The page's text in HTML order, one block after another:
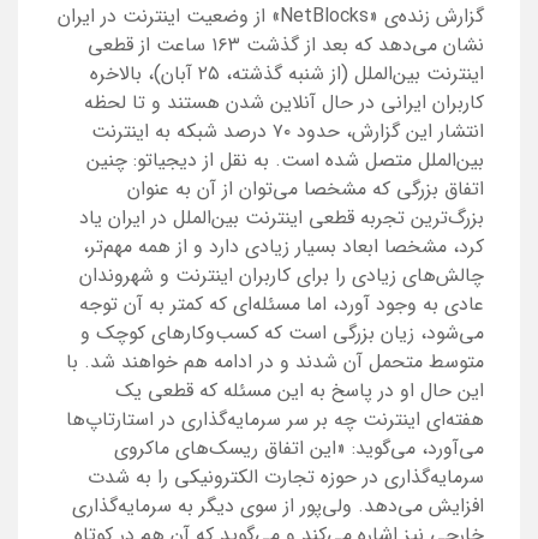
گزارش زنده‌ی «NetBlocks» از وضعیت اینترنت در ایران
نشان می‌دهد که بعد از گذشت ۱۶۳ ساعت از قطعی
اینترنت بین‌الملل (از شنبه گذشته، ۲۵ آبان)، بالاخره
کاربران ایرانی در حال آنلاین شدن هستند و تا لحظه
انتشار این گزارش، حدود ۷۰ درصد شبکه به اینترنت
بین‌الملل متصل شده‌ است. به نقل از دیجیاتو: چنین
اتفاق بزرگی که مشخصا می‌توان از آن به عنوان
بزرگ‌ترین تجربه قطعی اینترنت بین‌الملل در ایران یاد
کرد، مشخصا ابعاد بسیار زیادی دارد و از همه مهم‌تر،
چالش‌های زیادی را برای کاربران اینترنت و شهروندان
عادی به وجود آورد، اما مسئله‌ای که کمتر به آن توجه
می‌شود، زیان بزرگی است که کسب‌وکارهای کوچک و
متوسط متحمل آن شدند و در ادامه هم خواهند شد. با
این حال او در پاسخ به این مسئله که قطعی یک
هفته‌ای اینترنت چه بر سر سرمایه‌گذاری در استارتاپ‌ها
می‌آورد، می‌گوید: «این اتفاق ریسک‌های ماکروی
سرمایه‌گذاری در حوزه تجارت الکترونیکی را به شدت
افزایش می‌دهد. ولی‌پور از سوی دیگر به سرمایه‌گذاری